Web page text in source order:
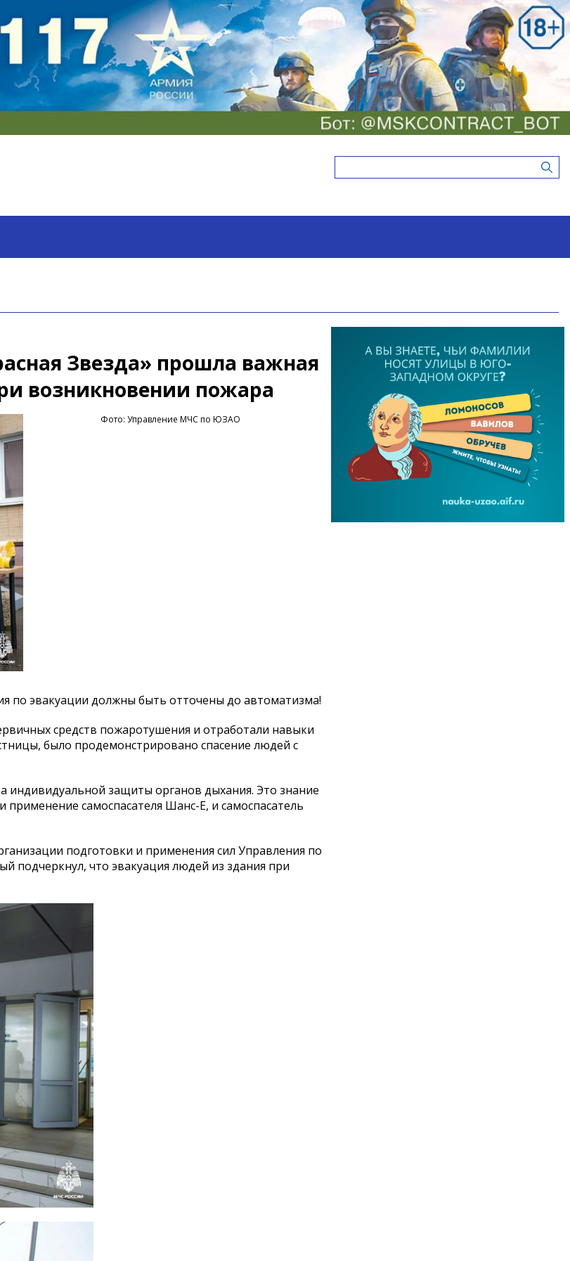
Звезда» прошла важная
возникновении пожара
Фото: Управление МЧС по ЮЗАО
по эвакуации должны быть отточены до автоматизма!
средств пожаротушения и отработали навыки
было продемонстрировано спасение людей с
индивидуальной защиты органов дыхания. Это знание
самоспасателя Шанс-Е, и самоспасатель
подготовки и применения сил Управления по
подчеркнул, что эвакуация людей из здания при